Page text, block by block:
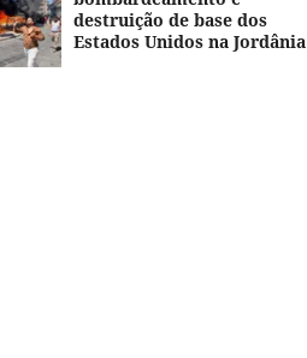
destruição de base dos
Estados Unidos na Jordânia